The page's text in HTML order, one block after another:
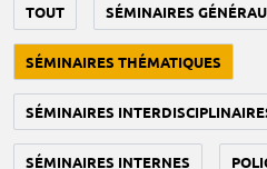
TOUT SÉMINAIRES
SÉMINAIRES THÉMATIQUES
SÉMINAIRES
SÉMINAIRES INTERNES